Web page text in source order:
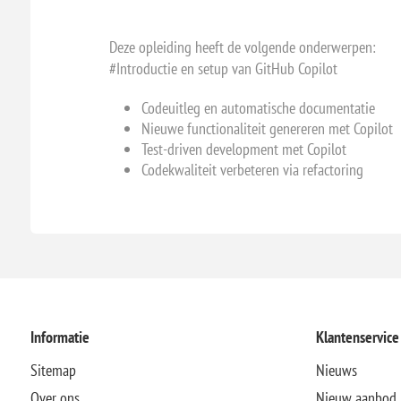
Deze opleiding heeft de volgende onderwerpen:
#Introductie en setup van GitHub Copilot
Codeuitleg en automatische documentatie
Nieuwe functionaliteit genereren met Copilot
Test-driven development met Copilot
Codekwaliteit verbeteren via refactoring
Informatie
Sitemap
Klantenservice
Nieuws